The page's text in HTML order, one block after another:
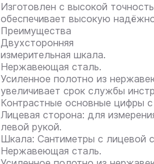
Изготовлен с высокой
обеспечивает высокую
Преимущества
Двухсторонняя
измерительная шкала.
Нержавеющая сталь.
Усиленное полотно из
увеличивает срок службы
Контрастные основные цифры
Лицевая сторона: для
левой рукой.
Шкала: Сантиметры с лицевой
Нержавеющая сталь.